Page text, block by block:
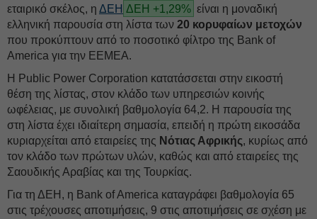
εταιρικό σκέλος, η ΔΕΗ ΔΕΗ +1,29% είναι η μοναδική
ελληνική παρουσία στη λίστα των 20 κορυφαίων μετοχών
που προκύπτουν από το ποσοτικό φίλτρο της Bank of
America για την EEMEA.
Η Public Power Corporation κατατάσσεται στην εικοστή
θέση της λίστας, στον κλάδο των υπηρεσιών κοινής
ωφέλειας, με συνολική βαθμολογία 64,2. Η παρουσία της
στη λίστα έχει ιδιαίτερη σημασία, επειδή η πρώτη εικοσάδα
κυριαρχείται από εταιρείες της Νότιας Αφρικής, κυρίως από
τον κλάδο των πρώτων υλών, καθώς και από εταιρείες της
Σαουδικής Αραβίας και της Τουρκίας.
Για τη ΔEΗ, η Bank of America καταγράφει βαθμολογία 65
στις τρέχουσες αποτιμήσεις, 9 στις αποτιμήσεις σε σχέση με